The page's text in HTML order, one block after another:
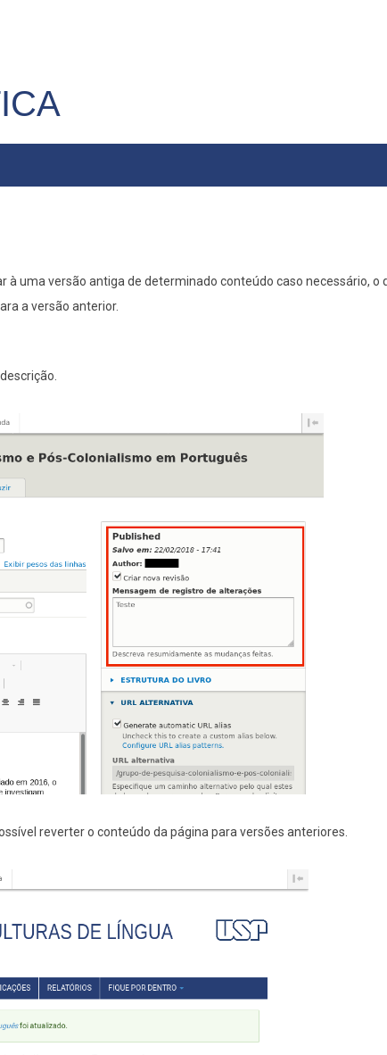
à uma versão antiga de determinado conteúdo caso necessário,
a versão anterior.
reverter o conteúdo da página para versões anteriores.